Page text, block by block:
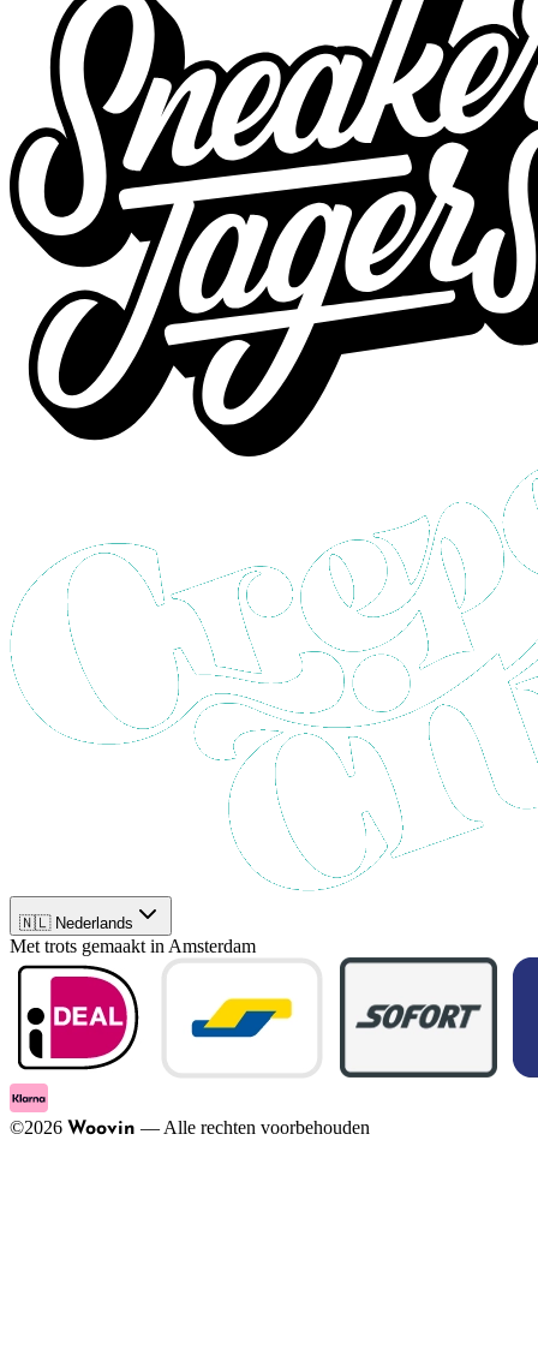
🇳🇱 Nederlands
Met trots gemaakt in Amsterdam
©2026 Woovin — Alle rechten voorbehouden